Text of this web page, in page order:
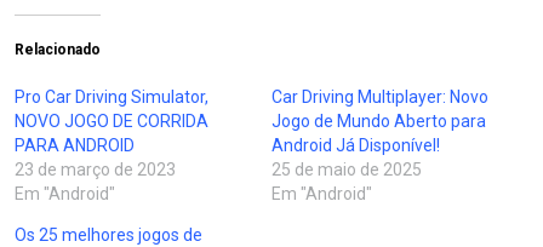
Relacionado
Pro Car Driving Simulator,
NOVO JOGO DE CORRIDA
PARA ANDROID
23 de março de 2023
Em "Android"
Car Driving Multiplayer: Novo
Jogo de Mundo Aberto para
Android Já Disponível!
25 de maio de 2025
Em "Android"
Os 25 melhores jogos de